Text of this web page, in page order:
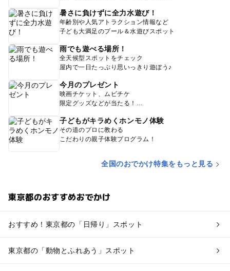
暑さに負けずに全力水遊び！
年齢別や人気アトラクション情報など
子ども大満足のプール＆水遊びスポット
雨でも遊べる場所！
全天候型スポットをチェック
屋内で一日たっぷり思いっきり遊ぼう♪
今月のプレゼント
映画チケット、ムビチケ
限定グッズなどが当たる！
子どもがキラめくホンモノ体験
その道のプロに教わる
こだわりの親子体験プログラム！
全国のおでかけ特集をもっと見る
東京都のおすすめおでかけ
おすすめ！東京都の「日帰り」スポット
東京都の「動物とふれあう」スポット